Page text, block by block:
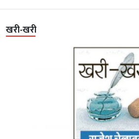
खरी-खरी